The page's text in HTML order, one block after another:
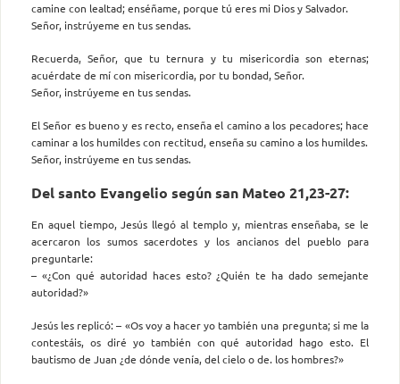
camine con lealtad; enséñame, porque tú eres mi Dios y Salvador.
Señor, instrúyeme en tus sendas.
Recuerda, Señor, que tu ternura y tu misericordia son eternas;
acuérdate de mí con misericordia, por tu bondad, Señor.
Señor, instrúyeme en tus sendas.
El Señor es bueno y es recto, enseña el camino a los pecadores; hace
caminar a los humildes con rectitud, enseña su camino a los humildes.
Señor, instrúyeme en tus sendas.
Del santo Evangelio según san Mateo 21,23-27:
En aquel tiempo, Jesús llegó al templo y, mientras enseñaba, se le
acercaron los sumos sacerdotes y los ancianos del pueblo para
preguntarle:
– «¿Con qué autoridad haces esto? ¿Quién te ha dado semejante
autoridad?»
Jesús les replicó: – «Os voy a hacer yo también una pregunta; si me la
contestáis, os diré yo también con qué autoridad hago esto. El
bautismo de Juan ¿de dónde venía, del cielo o de. los hombres?»